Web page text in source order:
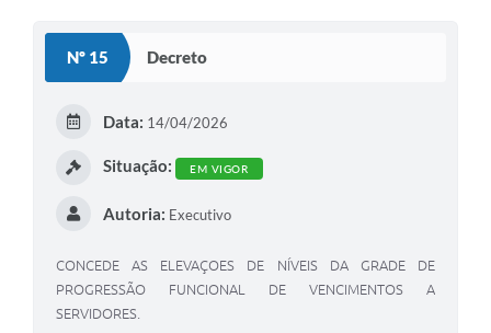
Nº 15 Decreto
Data: 14/04/2026
Situação: EM VIGOR
Autoria: Executivo
CONCEDE AS ELEVAÇOES DE NÍVEIS DA GRADE DE
PROGRESSÃO FUNCIONAL DE VENCIMENTOS A
SERVIDORES.